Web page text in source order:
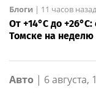
Блоги | 11 часов назад
От +14°С до
Томске на неделю
Авто | 6 августа,